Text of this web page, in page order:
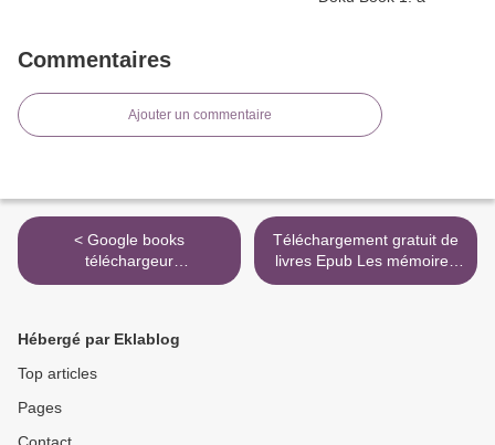
Commentaires
Ajouter un commentaire
< Google books
téléchargeur
téléchargement gratuit
bonshommes allumettes ! -
Créée par Jacques Martel
Téléchargement gratuit de
livres Epub Les mémoires
akashiques - Accéder à la
Hébergé par Eklablog
Top articles
Pages